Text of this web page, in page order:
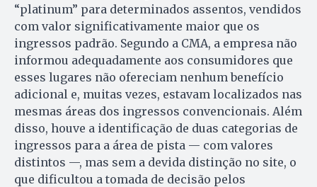
“platinum” para determinados assentos, vendidos
com valor significativamente maior que os
ingressos padrão. Segundo a CMA, a empresa não
informou adequadamente aos consumidores que
esses lugares não ofereciam nenhum benefício
adicional e, muitas vezes, estavam localizados nas
mesmas áreas dos ingressos convencionais. Além
disso, houve a identificação de duas categorias de
ingressos para a área de pista — com valores
distintos —, mas sem a devida distinção no site, o
que dificultou a tomada de decisão pelos